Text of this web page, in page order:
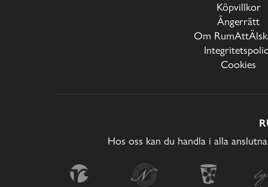
Köpvillkor
Ångerrätt
Om
Cookies
Hos oss kan du handla i alla